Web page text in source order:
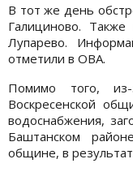
В тот же день
Галициново.
Лупарево.
отметили в ОВА.
Помимо того,
Воскресенской
водоснабжения,
Баштанском
общине, в